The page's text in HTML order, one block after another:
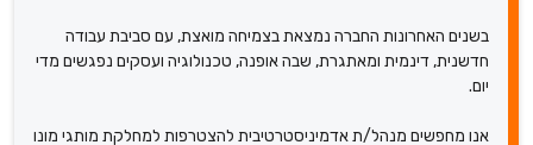
בשנים האחרונות החברה נמצאת בצמיחה מואצת, עם סביבת עבודה
חדשנית, דינמית ומאתגרת, שבה אופנה, טכנולוגיה ועסקים נפגשים מדי
יום.
אנו מחפשים מנהל/ת אדמיניסטרטיבית להצטרפות למחלקת מותגי מונו